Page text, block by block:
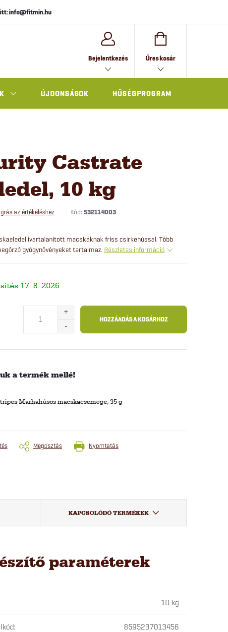
info@fitmin.hu
Bejelentkezés KOSÁR
Üres kosár
ÚJDONSÁGOK HŰSÉGPROGRAM
Castrate
10 kg
az értékeléshez Kód: 532114003
ivartalanított macskáknak friss csirkehússal. Több
gyógynövényeket tartalmaz. Részletes információ
17. 8. 2026
HOZZÁADÁS A KOSÁRHOZ
a termék mellé!
Marhahúsos macskacsemege, 35 g
Nyomtatás
Megosztás
KAPCSOLÓDÓ TERMÉKEK
paraméterek
10 kg
: 8595237013456